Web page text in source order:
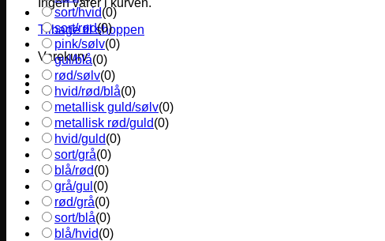
Ingen varer i kurven.
Tilbage til shoppen
Varekurv
sort/hvid(0)
sort/rød(0)
pink/sølv(0)
gul/blå(0)
rød/sølv(0)
hvid/rød/blå(0)
metallisk guld/sølv(0)
metallisk rød/guld(0)
hvid/guld(0)
sort/grå(0)
blå/rød(0)
grå/gul (0)
rød/grå(0)
sort/blå(0)
blå/hvid(0)